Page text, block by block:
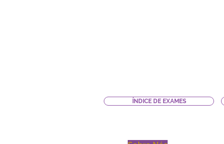
ÍNDICE DE EXAMES